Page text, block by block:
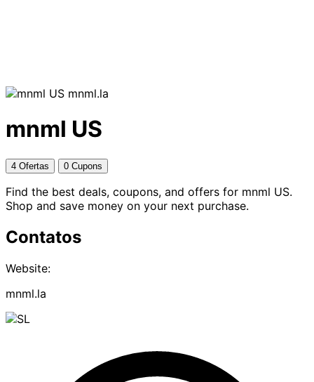
mnml.la
mnml US
4 Ofertas 0 Cupons
Find the best deals, coupons, and offers for mnml US.
Shop and save money on your next purchase.
Contatos
Website:
mnml.la